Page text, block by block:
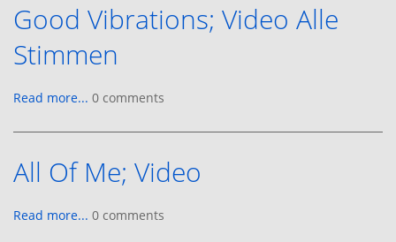
Good Vibrations; Video Alle
Stimmen
Read more... 0 comments
All Of Me; Video
Read more... 0 comments